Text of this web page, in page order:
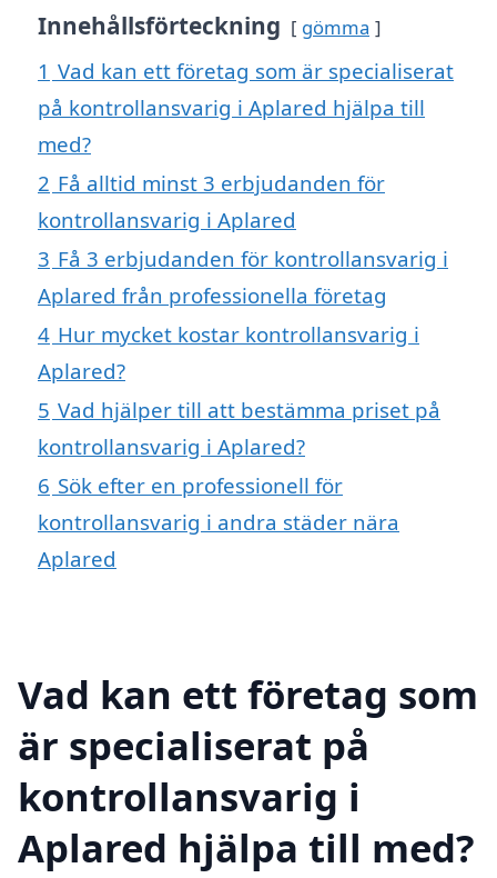
Innehållsförteckning gömma
1 Vad kan ett företag som är specialiserat
på kontrollansvarig i Aplared hjälpa till
med?
2 Få alltid minst 3 erbjudanden för
kontrollansvarig i Aplared
3 Få 3 erbjudanden för kontrollansvarig i
Aplared från professionella företag
4 Hur mycket kostar kontrollansvarig i
Aplared?
5 Vad hjälper till att bestämma priset på
kontrollansvarig i Aplared?
6 Sök efter en professionell för
kontrollansvarig i andra städer nära
Aplared
Vad kan ett företag som
är specialiserat på
kontrollansvarig i
Aplared hjälpa till med?